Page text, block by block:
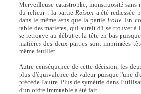
Merveilleuse catastrophe, monstruosité sans
du relieur : la partie Raison a été redressée
dans le même sens que la partie Folie . En
table des matières, qui aurait dû se trouver à
se retrouve au début et la tête en bas
matières des deux parties sont imprimées
même feuillet.
Autre conséquence de cette décision, les
plus d'équivalence de valeur puisque l'une
précède l'autre. Plus de symétrie dans
d'un ordre immuable a été fait.